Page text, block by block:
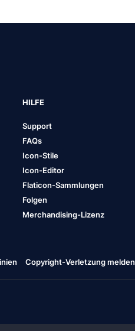
HILFE
Support
FAQs
Icon-Stile
Icon-Editor
Flaticon-Sammlungen
Folgen
Merchandising-Lizenz
Copyright-Verletzung melden